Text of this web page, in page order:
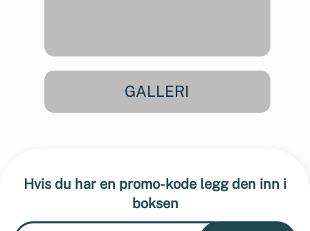
GALLERI
Hvis du har en promo-kode legg den inn i
boksen